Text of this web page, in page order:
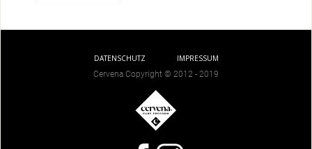
DATENSCHUTZ
IMPRESSUM
Cervena Copyright © 2012 - 2019